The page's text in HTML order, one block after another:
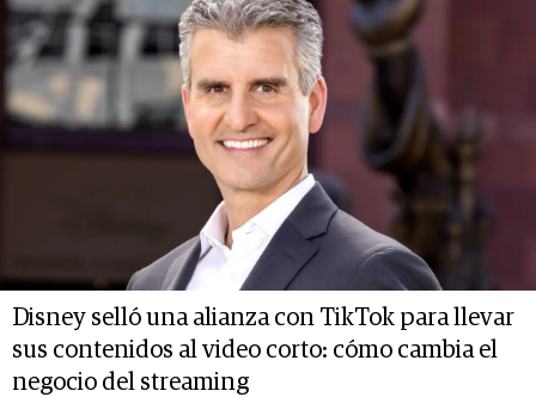
Disney selló una alianza con TikTok para llevar
sus contenidos al video corto: cómo cambia el
negocio del streaming